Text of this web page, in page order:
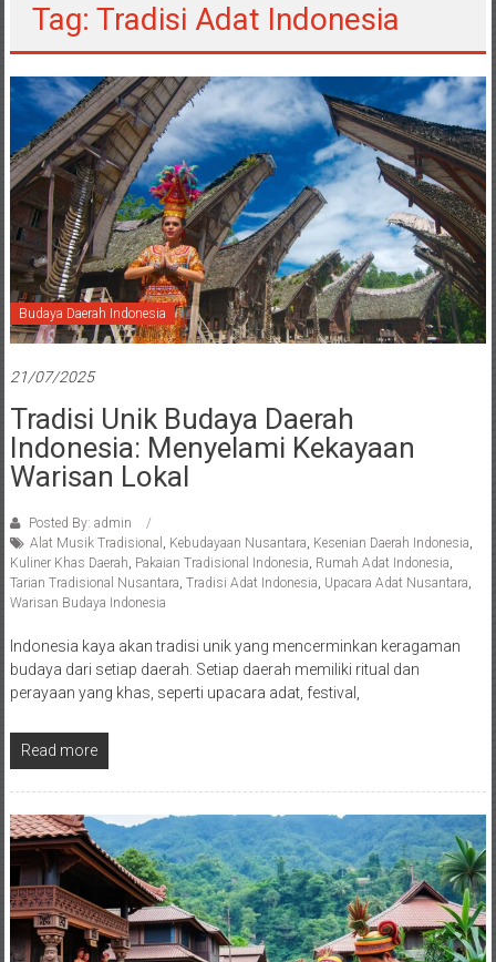
Tag: Tradisi Adat Indonesia
Budaya Daerah Indonesia
21/07/2025
Tradisi Unik Budaya Daerah
Indonesia: Menyelami Kekayaan
Warisan Lokal
Posted By: admin
Alat Musik Tradisional
Kebudayaan Nusantara Kesenian Daerah Indonesia
Kuliner Khas Daerah Pakaian Tradisional Indonesia Rumah Adat Indonesia
Tarian Tradisional Nusantara Tradisi Adat Indonesia Upacara Adat Nusantara
Warisan Budaya Indonesia
Indonesia kaya akan tradisi unik yang mencerminkan keragaman
budaya dari setiap daerah. Setiap daerah memiliki ritual dan
perayaan yang khas, seperti upacara adat, festival,
Read more